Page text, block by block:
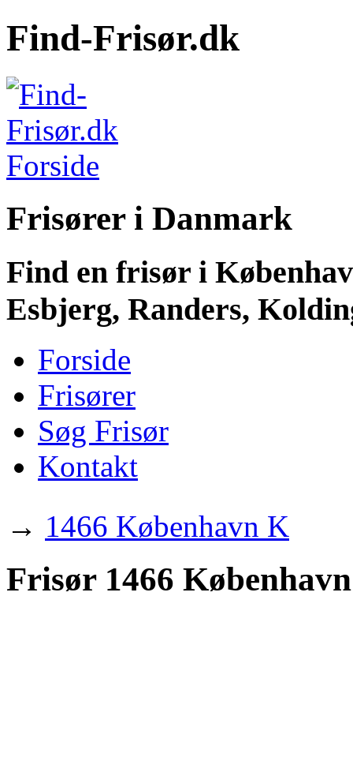
Find-Frisør.dk
Frisører i Danmark
Find en frisør i
Esbjerg, Randers,
Forside
Frisører
Søg Frisør
Kontakt
→ 1466 København K
Frisør 1466